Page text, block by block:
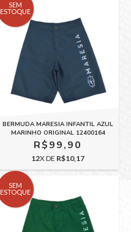
SEM
ESTOQUE
BERMUDA MARESIA INFANTIL AZUL
MARINHO ORIGINAL 12400164
R$99,90
12X DE R$10,17
SEM
ESTOQUE